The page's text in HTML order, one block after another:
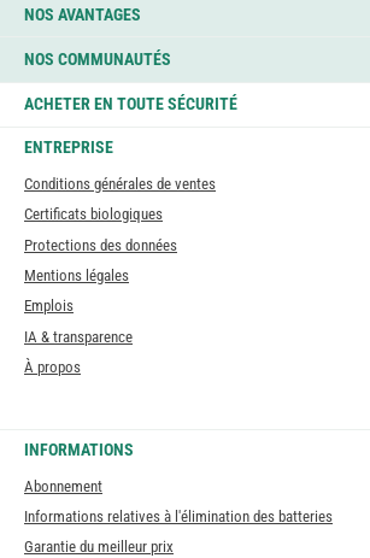
NOS AVANTAGES
NOS COMMUNAUTÉS
ACHETER EN TOUTE SÉCURITÉ
ENTREPRISE
Conditions générales de ventes
Certificats biologiques
Protections des données
Mentions légales
Emplois
IA & transparence
À propos
INFORMATIONS
Abonnement
Informations relatives à l'élimination des batteries
Garantie du meilleur prix